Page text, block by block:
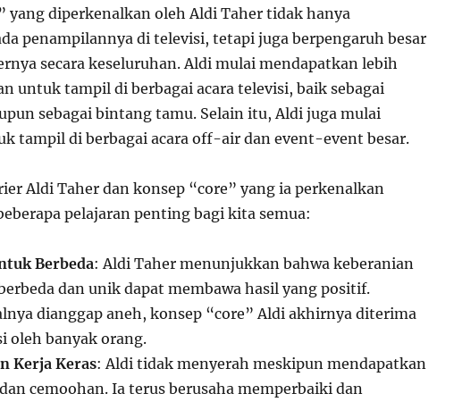
yang diperkenalkan oleh Aldi Taher tidak hanya
penampilannya di televisi, tetapi juga berpengaruh besar
secara keseluruhan. Aldi mulai mendapatkan lebih
untuk tampil di berbagai acara televisi, baik sebagai
sebagai bintang tamu. Selain itu, Aldi juga mulai
tampil di berbagai acara off-air dan event-event besar.
Aldi Taher dan konsep “core” yang ia perkenalkan
pelajaran penting bagi kita semua:
Berbeda: Aldi Taher menunjukkan bahwa keberanian
dan unik dapat membawa hasil yang positif.
dianggap aneh, konsep “core” Aldi akhirnya diterima
oleh banyak orang.
Kerja Keras: Aldi tidak menyerah meskipun mendapatkan
cemoohan. Ia terus berusaha memperbaiki dan